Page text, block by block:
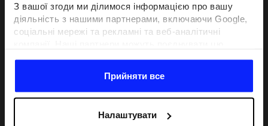
З вашої згоди ми ділимося інформацією про вашу
діяльність з нашими партнерами, включаючи Google,
соціальні мережі та рекламні та веб-аналітичні
отримують у результаті використання вами їхніх
послуг.З вашої згоди ми також можемо ділитися
з метою націлювання та покращення відображення
Прийняти все
Налаштувати